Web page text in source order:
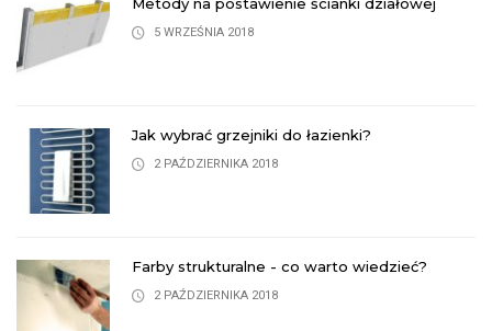
Metody na postawienie ścianki działowej
5 WRZEŚNIA 2018
Jak wybrać grzejniki do łazienki?
2 PAŹDZIERNIKA 2018
Farby strukturalne - co warto wiedzieć?
2 PAŹDZIERNIKA 2018